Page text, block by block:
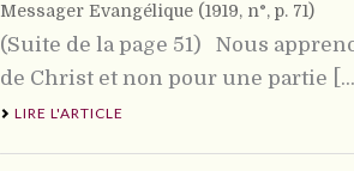
Messager Evangélique (1919, n°, p. 71)
(Suite de la page 51) Nous
de Christ et non pour une partie
LIRE L'ARTICLE